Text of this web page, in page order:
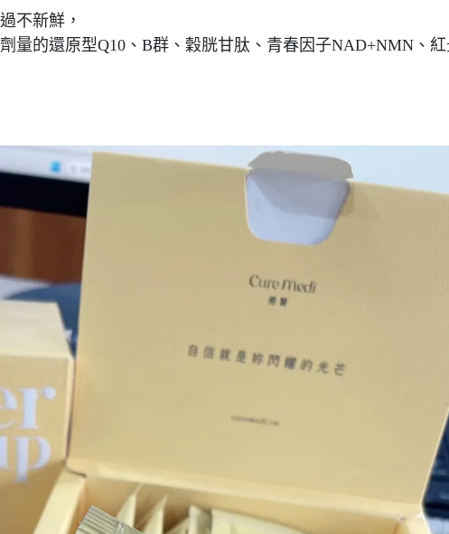
不新鮮，
量的還原型Q10、B群、穀胱甘肽、青春因子NAD+NMN、